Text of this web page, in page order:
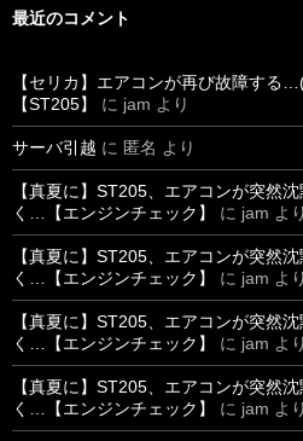
最近のコメント
【セリカ】エアコンが再び故障する
【ST205】
に jam より
サーバ引越 に 匿名 より
【真夏に】ST205、エアコンが突然
く…【エンジンチェック】
に jam より
【真夏に】ST205、エアコンが突然
く…【エンジンチェック】
に jam より
【真夏に】ST205、エアコンが突然
く…【エンジンチェック】
に jam より
【真夏に】ST205、エアコンが突然
く…【エンジンチェック】
に jam より